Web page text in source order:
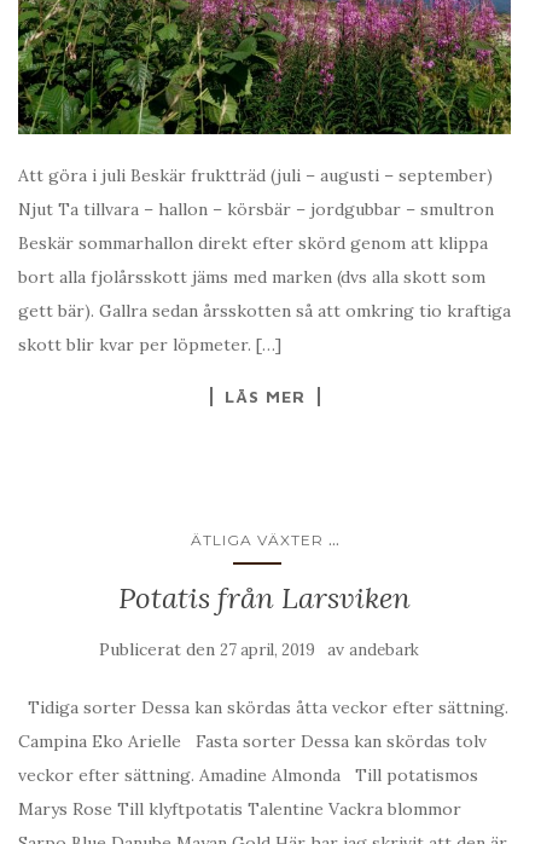
Att göra i juli Beskär fruktträd (juli – augusti – september)
Njut Ta tillvara – hallon – körsbär – jordgubbar – smultron
Beskär sommarhallon direkt efter skörd genom att klippa
bort alla fjolårsskott jäms med marken (dvs alla skott som
gett bär). Gallra sedan årsskotten så att omkring tio kraftiga
skott blir kvar per löpmeter. […]
LÄS MER
ÄTLIGA VÄXTER ...
Potatis från Larsviken
Publicerat den 27 april, 2019 av andebark
Tidiga sorter Dessa kan skördas åtta veckor efter sättning.
Campina Eko Arielle Fasta sorter Dessa kan skördas tolv
veckor efter sättning. Amadine Almonda Till potatismos
Marys Rose Till klyftpotatis Talentine Vackra blommor